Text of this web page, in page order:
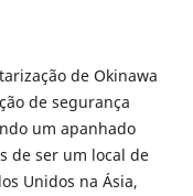
de Okinawa
de segurança
um apanhado
de ser um local de
Unidos na Ásia,